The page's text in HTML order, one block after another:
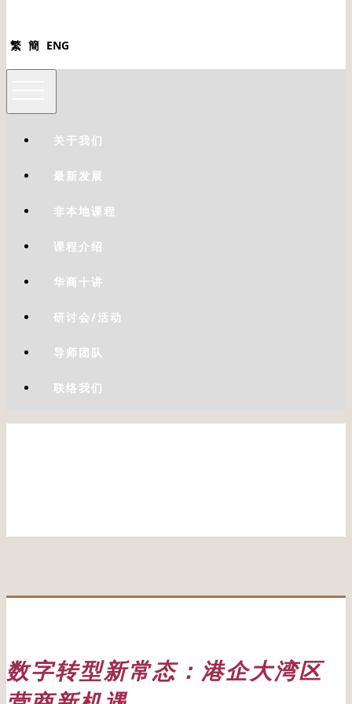
繁 簡 ENG
关于我们
最新发展
非本地课程
课程介绍
华商十讲
研讨会/活动
导师团队
联络我们
数字转型新常态：港企大湾区